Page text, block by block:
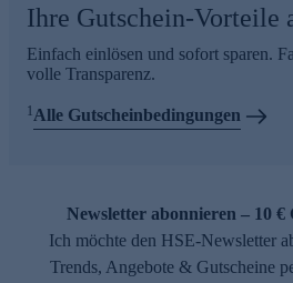
Ihre Gutschein-Vorteile
Einfach einlösen und sofort sparen.
volle Transparenz.
1Alle Gutscheinbedingungen
Newsletter abonnieren – 10 €
Ich möchte den HSE-Newsletter
Trends, Angebote & Gutscheine